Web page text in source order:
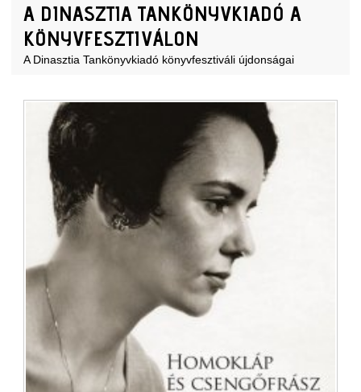
A DINASZTIA TANKÖNYVKIADÓ A
KÖNYVFESZTIVÁLON
A Dinasztia Tankönyvkiadó könyvfesztiváli újdonságai